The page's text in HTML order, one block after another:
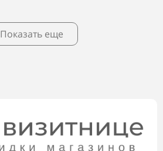
Показать еще